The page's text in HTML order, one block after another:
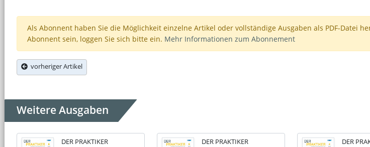
Als Abonnent haben Sie die Möglichkeit einzelne Artikel oder vollständige Ausgaben als PDF-Datei
Abonnent sein, loggen Sie sich bitte ein. Mehr Informationen zum Abonnement
vorheriger Artikel
Weitere Ausgaben
DER PRAKTIKER DER PRAKTIKER DER